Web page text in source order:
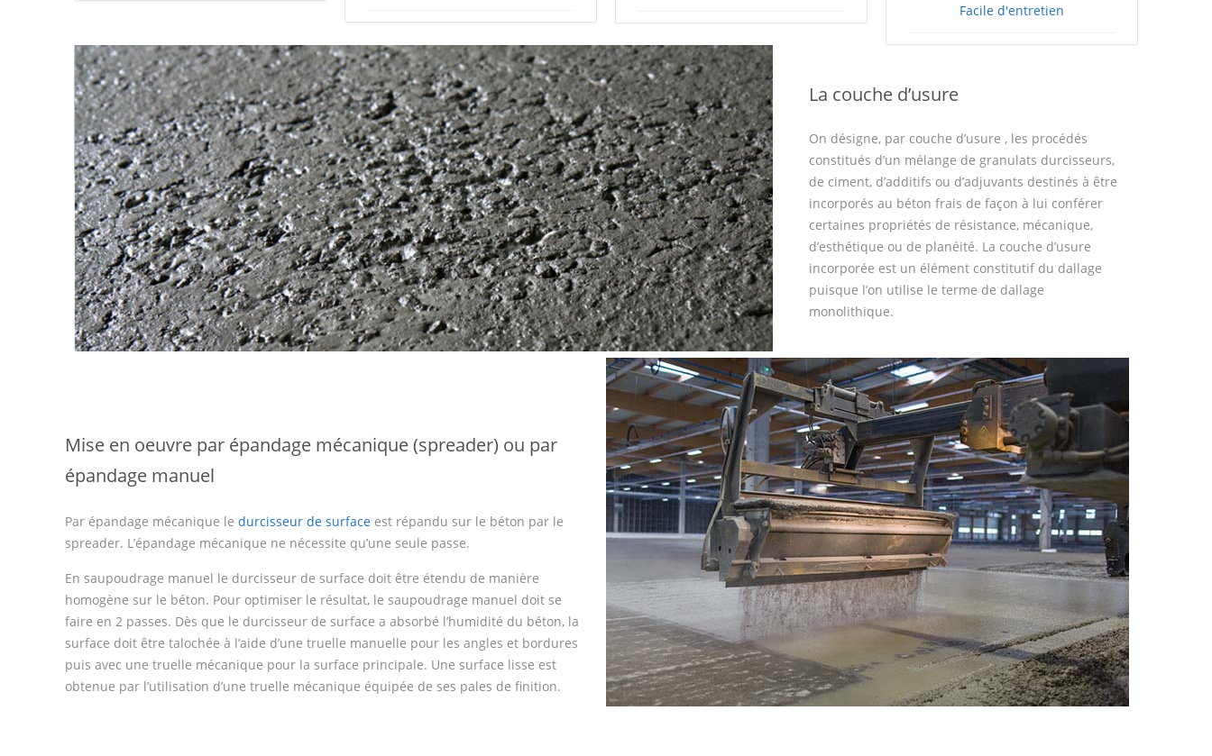
Facile d'entretien
La couche d’usure
On désigne, par couche d’usure , les procédés
constitués d’un mélange de granulats durcisseurs,
de ciment, d’additifs ou d’adjuvants destinés à être
incorporés au béton frais de façon à lui conférer
certaines propriétés de résistance, mécanique,
d’esthétique ou de planéité. La couche d’usure
incorporée est un élément constitutif du dallage
puisque l’on utilise le terme de dallage
monolithique.
Mise en oeuvre par épandage mécanique (spreader) ou par
épandage manuel
Par épandage mécanique le durcisseur de surface est répandu sur le béton par le
spreader. L’épandage mécanique ne nécessite qu’une seule passe.
En saupoudrage manuel le durcisseur de surface doit être étendu de manière
homogène sur le béton. Pour optimiser le résultat, le saupoudrage manuel doit se
faire en 2 passes. Dès que le durcisseur de surface a absorbé l’humidité du béton, la
surface doit être talochée à l’aide d’une truelle manuelle pour les angles et bordures
puis avec une truelle mécanique pour la surface principale. Une surface lisse est
obtenue par l’utilisation d’une truelle mécanique équipée de ses pales de finition.